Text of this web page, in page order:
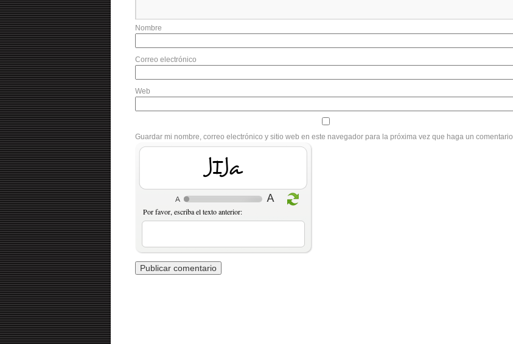
Nombre
Correo electrónico
Web
Guardar mi nombre, correo electrónico y sitio web en este navegador para la próxima vez que haga un comentario.
amaR
Por favor, escriba el texto anterior: